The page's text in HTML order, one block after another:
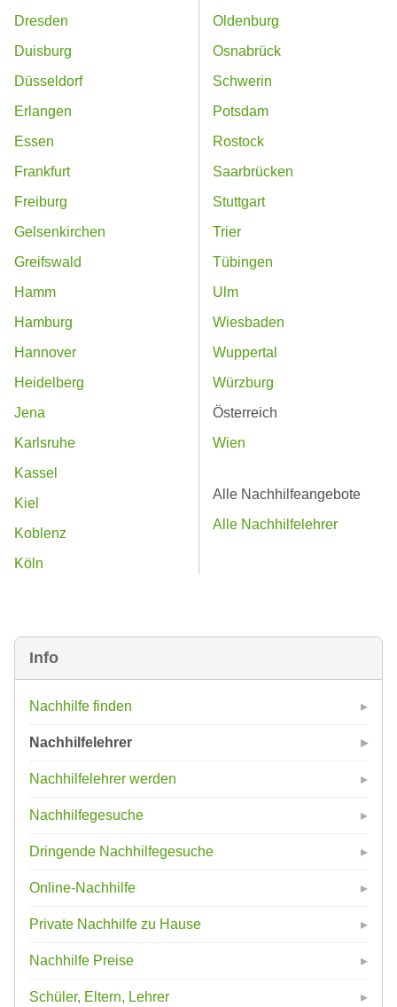
Info
Nachhilfe finden
Nachhilfelehrer
Nachhilfelehrer werden
Nachhilfegesuche
Dringende Nachhilfegesuche
Online-Nachhilfe
Private Nachhilfe zu Hause
Nachhilfe Preise
Schüler, Eltern, Lehrer
Dresden
Duisburg
Düsseldorf
Erlangen
Essen
Frankfurt
Freiburg
Gelsenkirchen
Greifswald
Hamm
Hamburg
Hannover
Heidelberg
Jena
Karlsruhe
Kassel
Kiel
Koblenz
Köln
Oldenburg
Osnabrück
Schwerin
Potsdam
Rostock
Saarbrücken
Stuttgart
Trier
Tübingen
Ulm
Wiesbaden
Wuppertal
Würzburg
Österreich
Wien
Alle Nachhilfeangebote
Alle Nachhilfelehrer